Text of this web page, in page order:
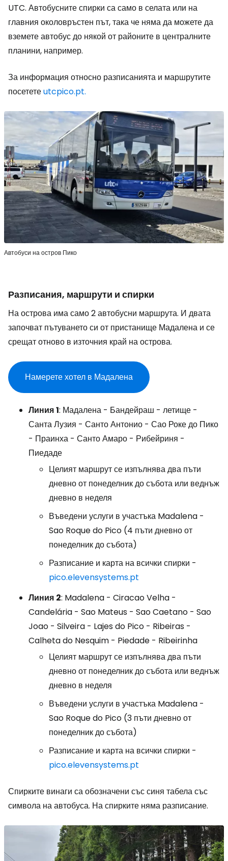
UTC. Автобусните спирки са само в селата или на
главния околовръстен път, така че няма да можете да
вземете автобус до някой от районите в централните
планини, например.
За информация относно разписанията и маршрутите
посететеutcpico.pt.
Автобуси на остров Пико
Разписания, маршрути и спирки
На острова има само 2 автобусни маршрута. И двата
започват пътуването си от пристанище Мадалена и се
срещат отново в източния край на острова.
Намерете хотел в Мадалена
Линия1: Мадалена - Бандейраш - летище -
Санта Лузия - Санто Антонио - Сао Роке до Пико
- Праинха - Санто Амаро - Рибейриня -
Пиедаде
Целият маршрут се изпълнява два пъти
дневно от понеделник до събота или веднъж
дневно в неделя
Въведени услуги в участъка Madalena -
Sao Roque do Pico (4 пъти дневно от
понеделник до събота)
Разписание и карта на всички спирки -
pico.elevensystems.pt
Линия 2: Madalena - Ciracao Velha -
Candelária - Sao Mateus - Sao Caetano - Sao
Joao - Silveira - Lajes do Pico - Ribeiras -
Calheta do Nesquim - Piedade - Ribeirinha
Целият маршрут се изпълнява два пъти
дневно от понеделник до събота или веднъж
дневно в неделя
Въведени услуги в участъка Madalena -
Sao Roque do Pico (3 пъти дневно от
понеделник до събота)
Разписание и карта на всички спирки -
pico.elevensystems.pt
Спирките винаги са обозначени със синя табела със
символа на автобуса. На спирките няма разписание.